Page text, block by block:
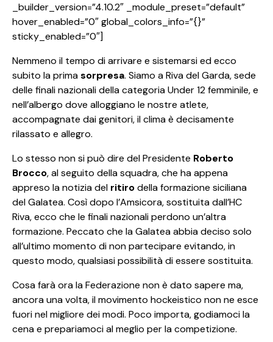
_builder_version=”4.10.2″ _module_preset=”default”
hover_enabled=”0″ global_colors_info=”{}”
sticky_enabled=”0″]
Nemmeno il tempo di arrivare e sistemarsi ed ecco
subito la primasorpresa. Siamo a Riva del Garda, sede
delle finali nazionali della categoria Under 12 femminile, e
nell’albergo dove alloggiano le nostre atlete,
accompagnate dai genitori, il clima è decisamente
rilassato e allegro.
Lo stesso non si può dire del Presidente Roberto
Brocco, al seguito della squadra, che ha appena
appreso la notizia del ritirodella formazione siciliana
del Galatea. Così dopo l’Amsicora, sostituita dall’HC
Riva, ecco che le finali nazionali perdono un’altra
formazione. Peccato che la Galatea abbia deciso solo
all’ultimo momento di non partecipare evitando, in
questo modo, qualsiasi possibilità di essere sostituita.
Cosa farà ora la Federazione non è dato sapere ma,
ancora una volta, il movimento hockeistico non ne esce
fuori nel migliore dei modi. Poco importa, godiamoci la
cena e prepariamoci al meglio per la competizione.